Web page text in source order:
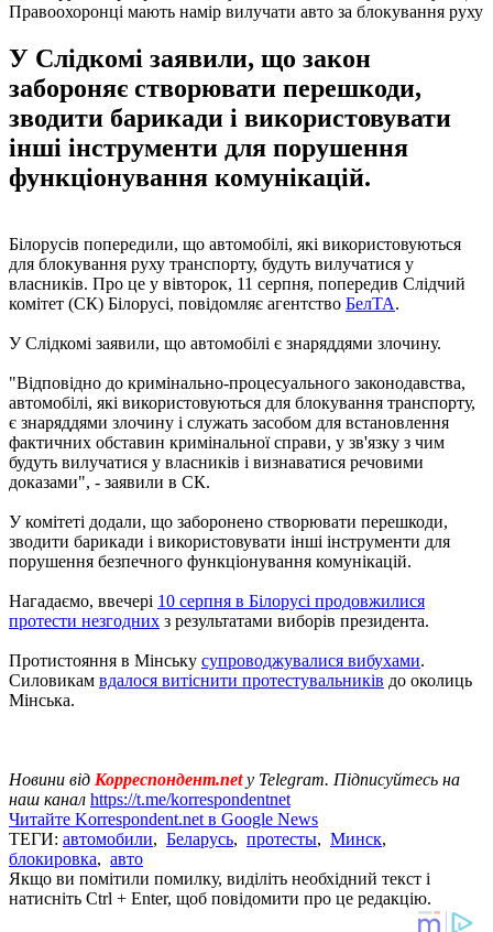
Правоохоронці мають намір вилучати авто за блокування руху
У Слідкомі заявили, що закон
забороняє створювати перешкоди,
зводити барикади і використовувати
інші інструменти для порушення
функціонування комунікацій.
Білорусів попередили, що автомобілі, які використовуються
для блокування руху транспорту, будуть вилучатися у
власників. Про це у вівторок, 11 серпня, попередив Слідчий
комітет (СК) Білорусі, повідомляє агентство БелТА.
У Слідкомі заявили, що автомобілі є знаряддями злочину.
"Відповідно до кримінально-процесуального законодавства,
автомобілі, які використовуються для блокування транспорту,
є знаряддями злочину і служать засобом для встановлення
фактичних обставин кримінальної справи, у зв'язку з чим
будуть вилучатися у власників і визнаватися речовими
доказами", - заявили в СК.
У комітеті додали, що заборонено створювати перешкоди,
зводити барикади і використовувати інші інструменти для
порушення безпечного функціонування комунікацій.
Нагадаємо, ввечері 10 серпня в Білорусі продовжилися
протести незгодних з результатами виборів президента.
Протистояння в Мінську супроводжувалися вибухами.
Силовикам вдалося витіснити протестувальників до околиць
Мінська.
Новини від Корреспондент.net у Telegram. Підписуйтесь на
наш канал https://t.me/korrespondentnet
Читайте Korrespondent.net в Google News
ТЕГИ: автомобили, Беларусь, протесты, Минск,
блокировка, авто
Якщо ви помітили помилку, виділіть необхідний текст і
натисніть Ctrl + Enter, щоб повідомити про це редакцію.